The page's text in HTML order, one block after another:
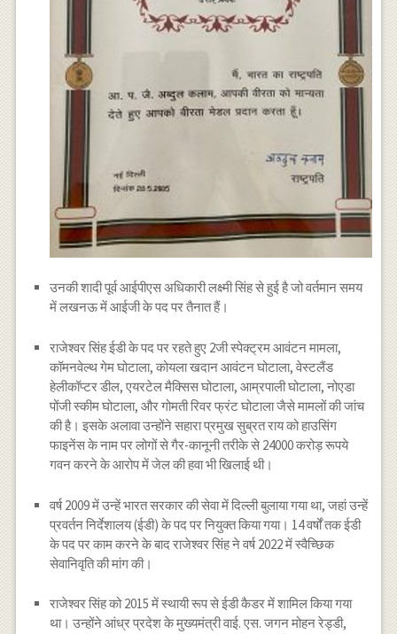
उनकी शादी पूर्व आईपीएस अधिकारी लक्ष्मी सिंह से हुई है जो वर्तमान समय
में लखनऊ में आईजी के पद पर तैनात हैं।
राजेश्वर सिंह ईडी के पद पर रहते हुए 2जी स्पेक्ट्रम आवंटन मामला,
कॉमनवेल्थ गेम घोटाला, कोयला खदान आवंटन घोटाला, वेस्टलैंड
हेलीकॉप्टर डील, एयरटेल मैक्सिस घोटाला, आम्रपाली घोटाला, नोएडा
पोंजी स्कीम घोटाला, और गोमती रिवर फ्रंट घोटाला जैसे मामलों की जांच
की है। इसके अलावा उन्होंने सहारा प्रमुख सुब्रत राय को हाउसिंग
फाइनेंस के नाम पर लोगों से गैर-कानूनी तरीके से 24000 करोड़ रूपये
गवन करने के आरोप में जेल की हवा भी खिलाई थी।
वर्ष 2009 में उन्हें भारत सरकार की सेवा में दिल्ली बुलाया गया था, जहां उन्हें
प्रवर्तन निर्देशालय (ईडी) के पद पर नियुक्त किया गया। 14 वर्षों तक ईडी
के पद पर काम करने के बाद राजेश्वर सिंह ने वर्ष 2022 में स्वैच्छिक
सेवानिवृति की मांग की।
राजेश्वर सिंह को 2015 में स्थायी रूप से ईडी कैडर में शामिल किया गया
था। उन्होंने आंध्र प्रदेश के मुख्यमंत्री वाई. एस. जगन मोहन रेड्डी,